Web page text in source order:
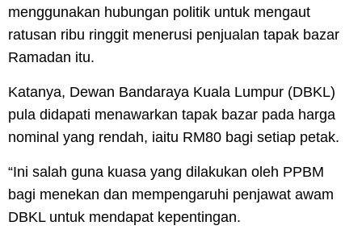
menggunakan hubungan politik untuk mengaut
ratusan ribu ringgit menerusi penjualan tapak bazar
Ramadan itu.
Katanya, Dewan Bandaraya Kuala Lumpur (DBKL)
pula didapati menawarkan tapak bazar pada harga
nominal yang rendah, iaitu RM80 bagi setiap petak.
“Ini salah guna kuasa yang dilakukan oleh PPBM
bagi menekan dan mempengaruhi penjawat awam
DBKL untuk mendapat kepentingan.